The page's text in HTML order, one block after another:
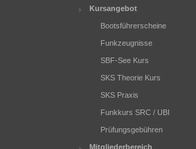
Kursangebot
Bootsführerscheine
Funkzeugnisse
SBF-See Kurs
SKS Theorie Kurs
SKS Praxis
Funkkurs SRC / UBI
Prüfungsgebühren
Mitgliederbereich